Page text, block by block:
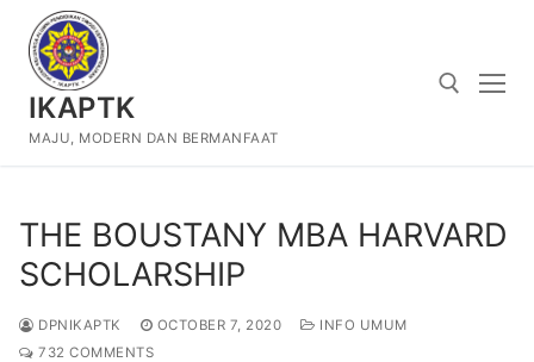
content
IKAPTK
MAJU, MODERN DAN BERMANFAAT
THE BOUSTANY MBA HARVARD
SCHOLARSHIP
DPNIKAPTK OCTOBER 7, 2020
INFO UMUM
732 COMMENTS